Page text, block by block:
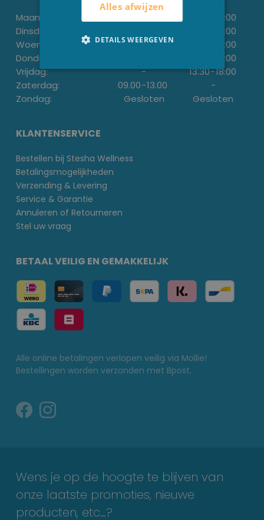
Maandag:
18:00
Dinsdag:
18:00
Woensdag:
-
18:00
Donderdag:
18:00
Vrijdag:
- 13:30-18:00
Zaterdag:
09.00-13.00
-
Zondag:
Gesloten Gesloten
KLANTENSERVICE
Bestellen bij Stesha Wellness
Betalingsmogelijkheden
Verzending & Levering
Service & Garantie
Annuleren of Retourneren
Stel uw vraag
BETAAL VEILIG EN GEMAKKELIJK
Alle online betalingen verlopen veilig via Mollie!
Bestellingen worden verzonden met Bpost.
Wens je op de hoogte te blijven van
onze laatste promoties, nieuwe
producten, etc…?
Alles afwijzen
DETAILS WEERGEVEN